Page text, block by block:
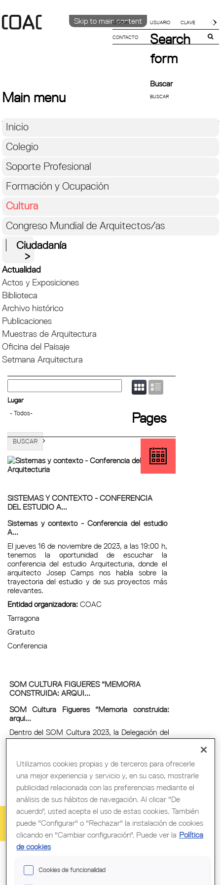
Skip to main content
IDIOMA
CATALÀ
CONTACTO
Search
form
Buscar
Main menu
Inicio
Colegio
Soporte Profesional
Formación y Ocupación
Cultura
Congreso Mundial de Arquitectos/as
Ciudadanía
Actualidad
Actos y Exposiciones
Biblioteca
Archivo histórico
Publicaciones
Muestras de Arquitectura
Oficina del Paisaje
Setmana Arquitectura
Lugar
SISTEMAS Y CONTEXTO - CONFERENCIA
DEL ESTUDIO A...
Sistemas y contexto - Conferencia del estudio
A...
El jueves 16 de noviembre de 2023, a las 19:00 h,
tenemos la oportunidad de escuchar la
conferencia del estudio Arquitecturia, donde el
arquitecto Josep Camps nos habla sobre la
trayectoria del estudio y de sus proyectos más
relevantes.
Entidad organizadora:COAC
Tarragona
Gratuito
Conferencia
SOM CULTURA FIGUERES “MEMORIA
CONSTRUIDA: ARQUI...
SOM Cultura Figueres “Memoria construida:
arqui...
Dentro del SOM Cultura 2023, la Delegación del
Alt Empordà del COAC colabora en la ruta
arquitectura y futuro en los museos de Figueres',
coordinada por la arquitecta Bàrbara Garcia
Belmonte, programada para los sábados 11 y 18
de noviembre, de 17 a 19 horas.
Entidad organizadora:COAC
Figueres
Gratuito
Visita
CONFERENCIA 'TRES CASAS, TRES LUCES',...
Pages
Utilizamos cookies propias y de terceros para ofrecerle
una mejor experiencia y servicio y, en su caso, mostrarle
publicidad relacionada con las preferencias mediante el
análisis de sus hábitos de navegación. Al clicar "De
acuerdo", usted acepta el uso de estas cookies. También
puede "Configurar" o "Rechazar" la instalación de cookies
clicando en "Cambiar configuración". Puede ver la Política
de cookies
Cookies de funcionalidad